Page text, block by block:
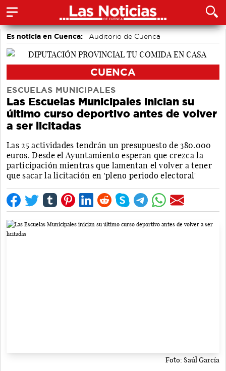
Es noticia en Cuenca: Auditorio de Cuenca
CUENCA
ESCUELAS MUNICIPALES
Las Escuelas Municipales inician su
último curso deportivo antes de volver
a ser licitadas
Las 25 actividades tendrán un presupuesto de 380.000
euros. Desde el Ayuntamiento esperan que crezca la
participación mientras que lamentan el volver a tener
que sacar la licitación en 'pleno periodo electoral'
Foto: Saúl García